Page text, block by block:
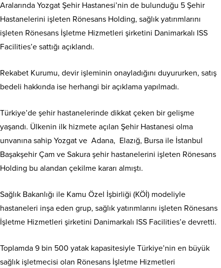
Aralarında Yozgat Şehir Hastanesi’nin de bulunduğu 5 Şehir
Hastanelerini işleten Rönesans Holding, sağlık yatırımlarını
işleten Rönesans İşletme Hizmetleri şirketini Danimarkalı ISS
Facilities’e sattığı açıklandı.
Rekabet Kurumu, devir işleminin onayladığını duyururken, satış
bedeli hakkında ise herhangi bir açıklama yapılmadı.
Türkiye’de şehir hastanelerinde dikkat çeken bir gelişme
yaşandı. Ülkenin ilk hizmete açılan Şehir Hastanesi olma
unvanına sahip Yozgat ve Adana, Elazığ, Bursa ile İstanbul
Başakşehir Çam ve Sakura şehir hastanelerini işleten Rönesans
Holding bu alandan çekilme kararı almıştı.
Sağlık Bakanlığı ile Kamu Özel İşbirliği (KÖİ) modeliyle
hastaneleri inşa eden grup, sağlık yatırımlarını işleten Rönesans
İşletme Hizmetleri şirketini Danimarkalı ISS Facilities’e devretti.
Toplamda 9 bin 500 yatak kapasitesiyle Türkiye’nin en büyük
sağlık işletmecisi olan Rönesans İşletme Hizmetleri